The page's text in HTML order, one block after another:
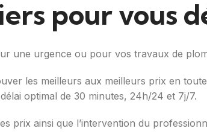
pour vous
une urgence ou pour vos travaux de
les meilleurs aux meilleurs prix en
optimal de 30 minutes, 24h/24 et 7j/7.
prix ainsi que l’intervention du